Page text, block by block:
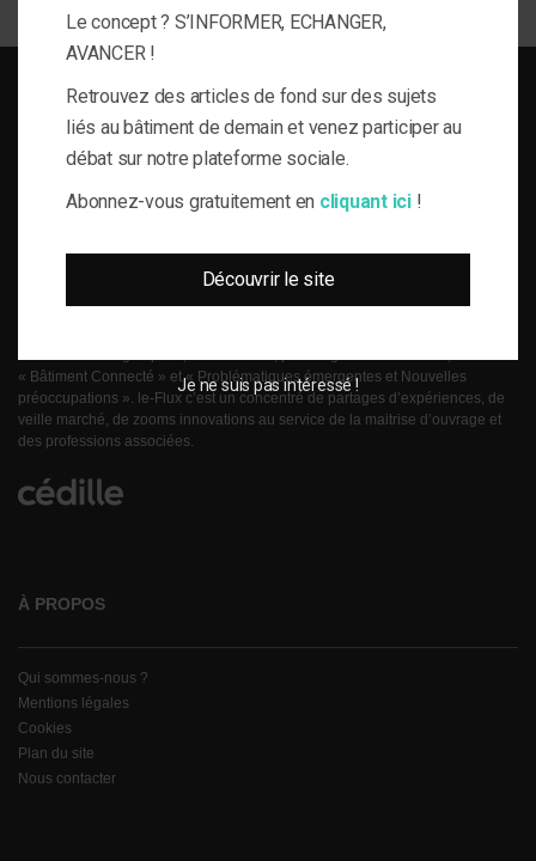
du bâtiment, de l’information journalistique inédite, fiable et multi-expertises.
Une actualité toujours connectée à des enjeux règlementaires et para-
« Bâtiment Connecté » et « Problématiques émergentes et Nouvelles
préoccupations ». le-Flux c’est un concentré de partages d’expériences, de
veille marché, de zooms innovations au service de la maitrise d’ouvrage et
des professions associées.
À PROPOS
Qui sommes-nous ?
Mentions légales
Cookies
Plan du site
Nous contacter
Le concept ? S’INFORMER, ECHANGER,
AVANCER !
Retrouvez des articles de fond sur des sujets
liés au bâtiment de demain et venez participer au
débat sur notre plateforme sociale.
Abonnez-vous gratuitement en cliquant ici!
Découvrir le site
Je ne suis pas intéressé !